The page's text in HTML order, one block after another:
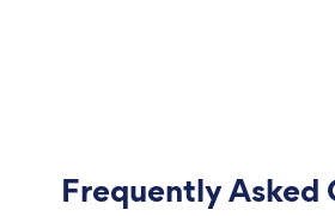
Frequently Asked